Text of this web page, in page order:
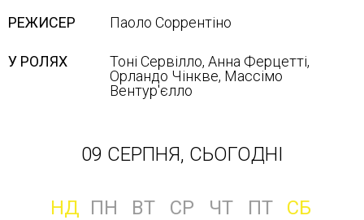
РЕЖИСЕР Паоло Соррентіно
У РОЛЯХ
Тоні Сервілло, Анна Ферцетті,
Орландо Чінкве, Массімо
Вентур'єлло
09 СЕРПНЯ, СЬОГОДНІ
НД ПН ВТ СР ЧТ ПТ
СБ